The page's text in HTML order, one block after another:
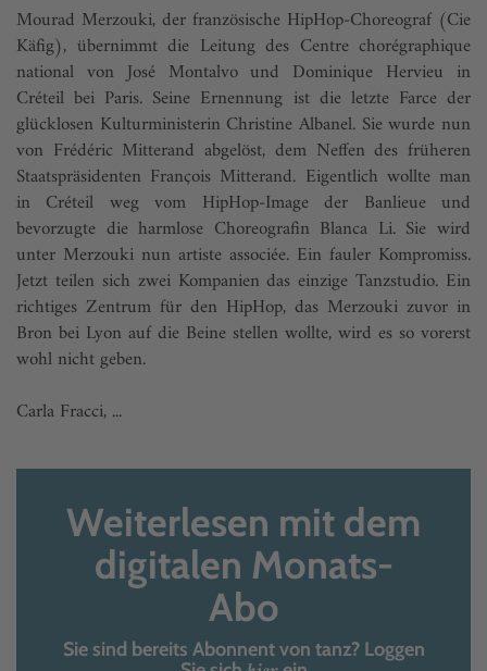
Mourad Merzouki, der französische HipHop-Choreograf (Cie
Käfig), übernimmt die Leitung des Centre chorégraphique
national von José Montalvo und Dominique Hervieu in
Créteil bei Paris. Seine Ernennung ist die letzte Farce der
glücklosen Kulturministerin Christine Albanel. Sie wurde nun
von Frédéric Mitterand abgelöst, dem Neffen des früheren
Staatspräsidenten François Mitterand. Eigentlich wollte man
in Créteil weg vom HipHop-Image der Banlieue und
bevorzugte die harmlose Choreo­­grafin Blanca Li. Sie wird
unter Merzouki nun artiste associée. Ein fauler Kompromiss.
Jetzt teilen sich zwei Kompanien das einzige Tanzstudio. Ein
richtiges Zentrum für den HipHop, das Merzouki zuvor in
Bron bei Lyon auf die Beine stellen wollte, wird es so vorerst
wohl nicht geben.
Carla Fracci, ...
Weiterlesen mit dem
digitalen Monats-
Abo
Sie sind bereits Abonnent von tanz? Loggen